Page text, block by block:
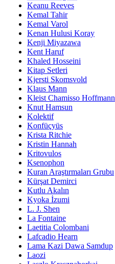
Keanu Reeves
Kemal Tahir
Kemal Varol
Kenan Hulusi Koray
Kenji Miyazawa
Kent Haruf
Khaled Hosseini
Kitap Setleri
Kjersti Skomsvold
Klaus Mann
Kleist Chamisso Hoffmann
Knut Hamsun
Kolektif
Konfüçyüs
Krista Ritchie
Kristin Hannah
Kritovulos
Ksenophon
Kuran Araştırmaları Grubu
Kürşat Demirci
Kutlu Akalın
Kyoka İzumi
L. J. Shen
La Fontaine
Laetitia Colombani
Lafcadio Hearn
Lama Kazi Dawa Samdup
Laozi